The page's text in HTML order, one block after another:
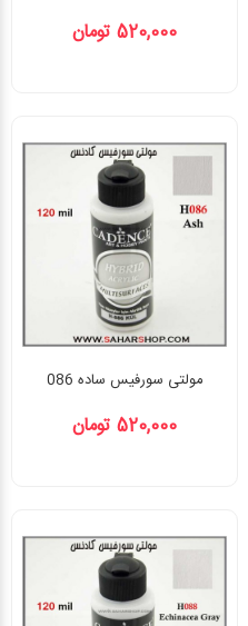
520,000 تومان
مولتی سورفیس ساده 086
520,000 تومان